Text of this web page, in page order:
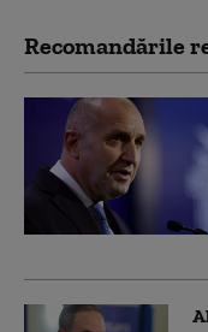
Recomandările